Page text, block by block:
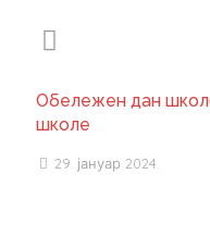
Обележен дан
школе
29. јануар 2024.